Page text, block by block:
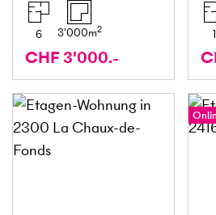
6 3'000m2
CHF 3'000.-
1